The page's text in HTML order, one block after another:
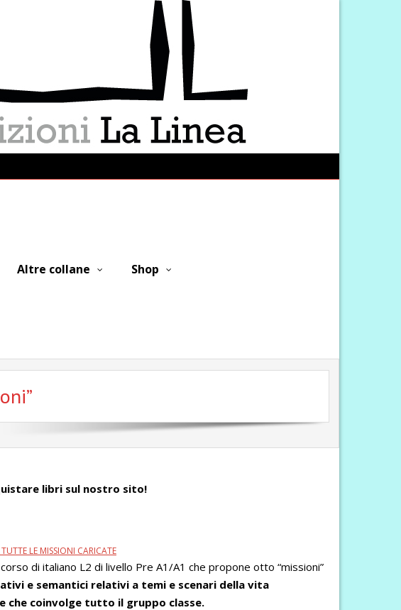
Altre collane Shop
libri sul nostro sito!
LE MISSIONI CARICATE
di italiano L2 di livello Pre A1/A1 che propone otto “missioni”
e semantici relativi a temi e scenari della vita
che coinvolge tutto il gruppo classe.